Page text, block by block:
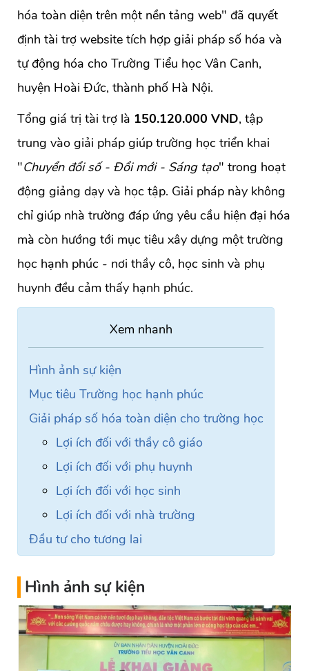
hóa toàn diện trên một nền tảng web" đã quyết
định tài trợ website tích hợp giải pháp số hóa và
tự động hóa cho Trường Tiểu học Vân Canh,
huyện Hoài Đức, thành phố Hà Nội.
Tổng giá trị tài trợ là 150.120.000 VND, tập
trung vào giải pháp giúp trường học triển khai
"Chuyển đổi số - Đổi mới - Sáng tạo" trong hoạt
động giảng dạy và học tập. Giải pháp này không
chỉ giúp nhà trường đáp ứng yêu cầu hiện đại hóa
mà còn hướng tới mục tiêu xây dựng một trường
học hạnh phúc - nơi thầy cô, học sinh và phụ
huynh đều cảm thấy hạnh phúc.
Hình ảnh sự kiện
Mục tiêu Trường học hạnh phúc
Giải pháp số hóa toàn diện cho trường học
Lợi ích đối với thầy cô giáo
Lợi ích đối với phụ huynh
Lợi ích đối với học sinh
Lợi ích đối với nhà trường
Đầu tư cho tương lai
Hình ảnh sự kiện